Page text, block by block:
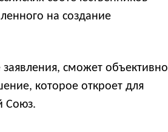
на создание
сможет объективно
которое откроет для
Союз.